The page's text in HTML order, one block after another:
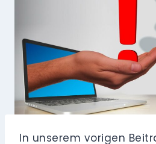
In unserem vorigen